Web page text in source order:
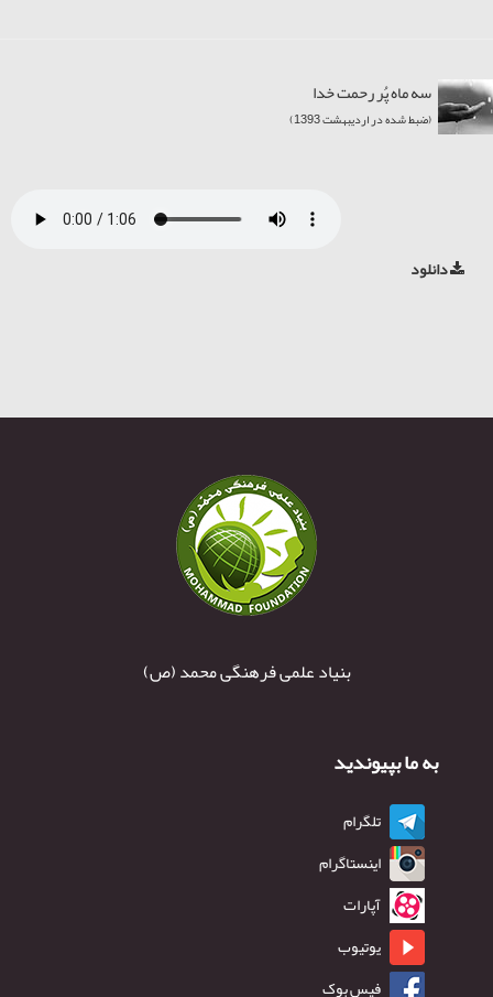
سه ماه پُر رحمت خدا
(ضبط شده در اردیبهشت 1393)
دانلود
بنیاد علمی فرهنگی محمد (ص)
به ما بپیوندید
تلگرام
اینستاگرام
آپارات
یوتیوب
فیس بوک